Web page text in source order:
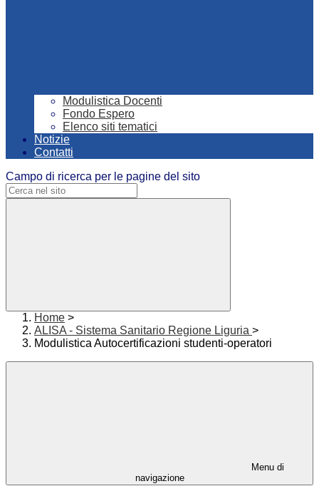
Modulistica Docenti
Fondo Espero
Elenco siti tematici
Notizie
Contatti
Campo di ricerca per le pagine del sito
Home >
ALISA - Sistema Sanitario Regione Liguria >
Modulistica Autocertificazioni studenti-operatori
Menu di
navigazione